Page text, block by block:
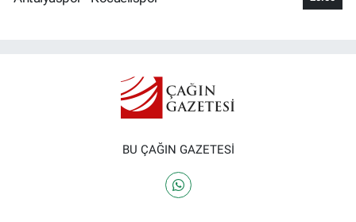
BU ÇAĞIN GAZETESİ